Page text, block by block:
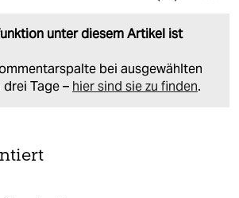
unter diesem Artikel ist
bei ausgewählten
Tage – hier sind sie zu finden.